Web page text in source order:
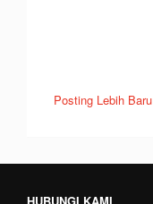
Posting Lebih Baru